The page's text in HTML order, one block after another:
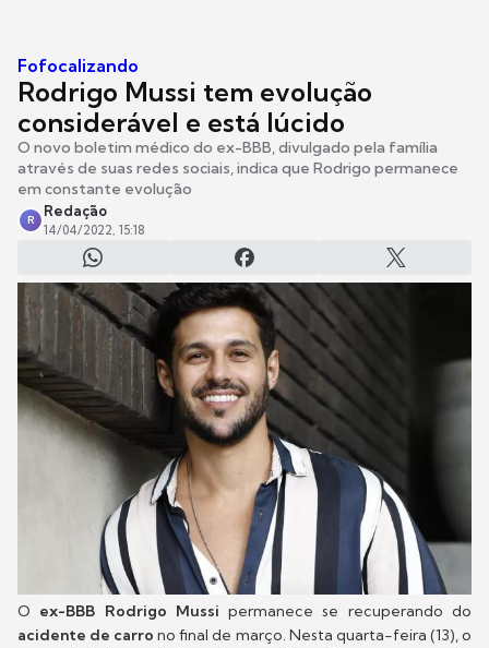
Fofocalizando
Rodrigo Mussi tem evolução
considerável e está lúcido
O novo boletim médico do ex-BBB, divulgado pela família
através de suas redes sociais, indica que Rodrigo permanece
em constante evolução
R
Redação
14/04/2022, 15:18
O ex-BBB Rodrigo Mussipermanece se recuperando do
acidente de carro no final de março. Nesta quarta-feira (13), o